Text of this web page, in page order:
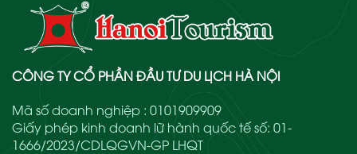
CÔNG TY CỔ PHẦN ĐẦU TƯ DU LỊCH HÀ NỘI
Mã số doanh nghiệp : 0101909909
Giấy phép kinh doanh lữ hành quốc tế số: 01-
1666/2023/CDLQGVN-GP LHQT